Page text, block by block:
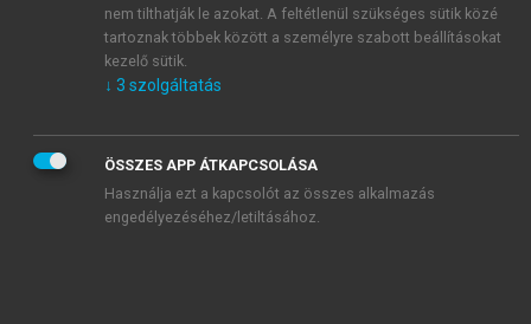
mersz.huoldalak licencszerződéseiben foglaltakat
tudomásul veszem és elfogadom.
KIPRÓBÁLOM
nem tilthatják le azokat. A feltétlenül szükséges sütik közé
tartoznak többek között a személyre szabott beállításokat
kezelő sütik.
↓ 3 szolgáltatás
ÖSSZES APP ÁTKAPCSOLÁSA
Használja ezt a kapcsolót az összes alkalmazás
engedélyezéséhez/letiltásához.